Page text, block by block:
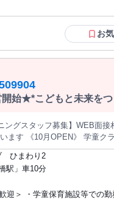
学について 職場見学は受け付けて
家庭と両立して短時間で働
確認ください https://
お
始★*こどもと未来を
ングスタッフ募集】WEB面
ます 《10月OPEN》 学童ク
♪ ●こどもたちが安心・安
管理 ●保護者対応 ●支援員
・未経験でもOK◎経 験豊
が増えていく姿を見るたびに
ひまわり2
駅」車10分
・学童保育施設等での勤務経験が